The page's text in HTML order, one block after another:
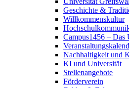
Geschichte &
Willkommenskultur
Campus1456 – Das
Nachhaltigkeit und
KI und Universität
Stellenangebote
Förderverein